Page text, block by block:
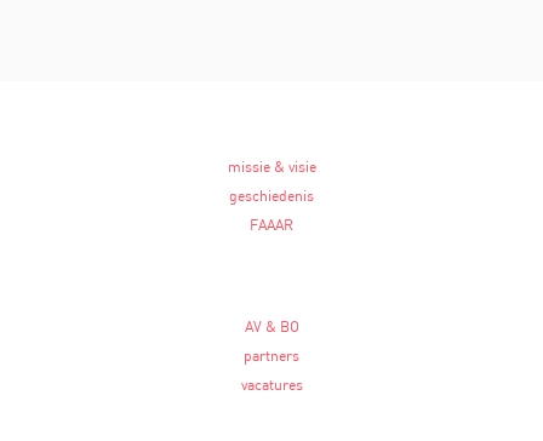
missie & visie
geschiedenis
FAAAR
AV & BO
partners
vacatures